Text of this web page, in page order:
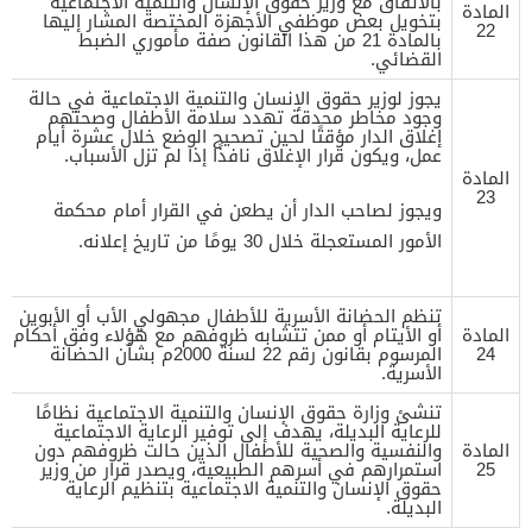
المادة
22 بتخويل بعض موظفي الأجهزة المختصة المشار إليها
بالمادة 21 من هذا القانون صفة مأموري الضبط
القضائي.
المادة
23
يجوز لوزير حقوق الإنسان والتنمية الاجتماعية في حالة
وجود مخاطر محدقة تهدد سلامة الأطفال وصحتهم
إغلاق الدار مؤقتًا لحين تصحيح الوضع خلال عشرة أيام
عمل، ويكون قرار الإغلاق نافذًا إذا لم تزل الأسباب.
ويجوز لصاحب الدار أن يطعن في القرار أمام محكمة
الأمور المستعجلة خلال 30 يومًا من تاريخ إعلانه.
المادة
24
تنظم الحضانة الأسرية للأطفال مجهولي الأب أو الأبوين
أو الأيتام أو ممن تتشابه ظروفهم مع هؤلاء وفق أحكام
المرسوم بقانون رقم 22 لسنة 2000م بشأن الحضانة
الأسرية.
المادة
25
تنشئ وزارة حقوق الإنسان والتنمية الاجتماعية نظامًا
للرعاية البديلة، يهدف إلى توفير الرعاية الاجتماعية
والنفسية والصحية للأطفال الذين حالت ظروفهم دون
استمرارهم في أسرهم الطبيعية، ويصدر قرار من وزير
حقوق الإنسان والتنمية الاجتماعية بتنظيم الرعاية
البديلة.